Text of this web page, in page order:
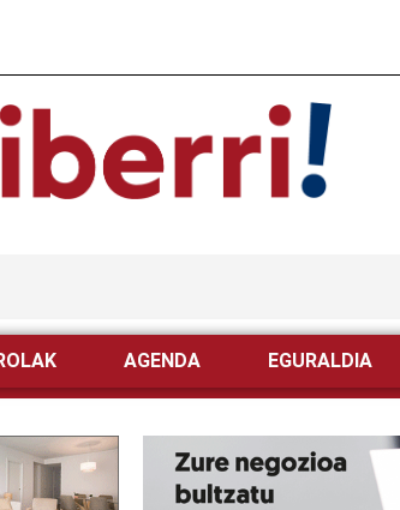
AGENDA EGURALDIA